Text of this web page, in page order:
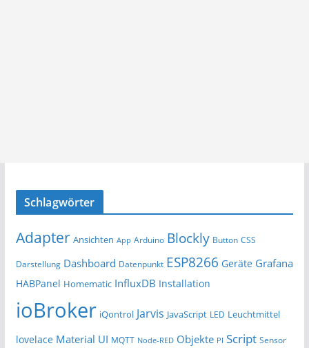
Schlagwörter
Adapter Ansichten App Arduino Blockly Button CSS
Darstellung Dashboard Datenpunkt ESP8266 Geräte Grafana
HABPanel Homematic InfluxDB Installation
ioBroker iQontrol Jarvis JavaScript LED Leuchtmittel
lovelace Material UI MQTT Node-RED Objekte PI Script Sensor